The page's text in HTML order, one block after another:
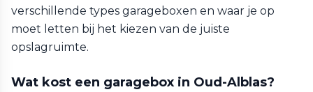
verschillende types garageboxen en waar je op
moet letten bij het kiezen van de juiste
opslagruimte.
Wat kost een garagebox in Oud-Alblas?